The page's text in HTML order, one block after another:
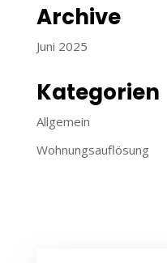
Archive
Juni 2025
Kategorien
Allgemein
Wohnungsauflösung